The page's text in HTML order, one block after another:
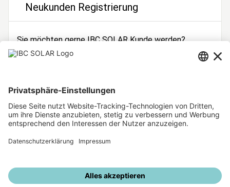
Neukunden Registrierung
Sie möchten gerne IBC SOLAR Kunde werden?
Dann registrieren Sie sich jetzt!
Unsere weiteren Angebote
IBC SOLAR Webseite